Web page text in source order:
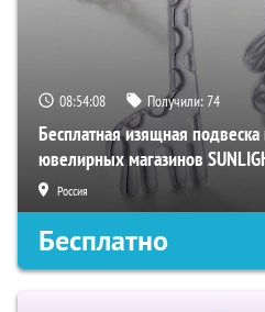
08:54:07 Получили:74
Бесплатная изящная
ювелирных магазинов
Россия
Бесплатно